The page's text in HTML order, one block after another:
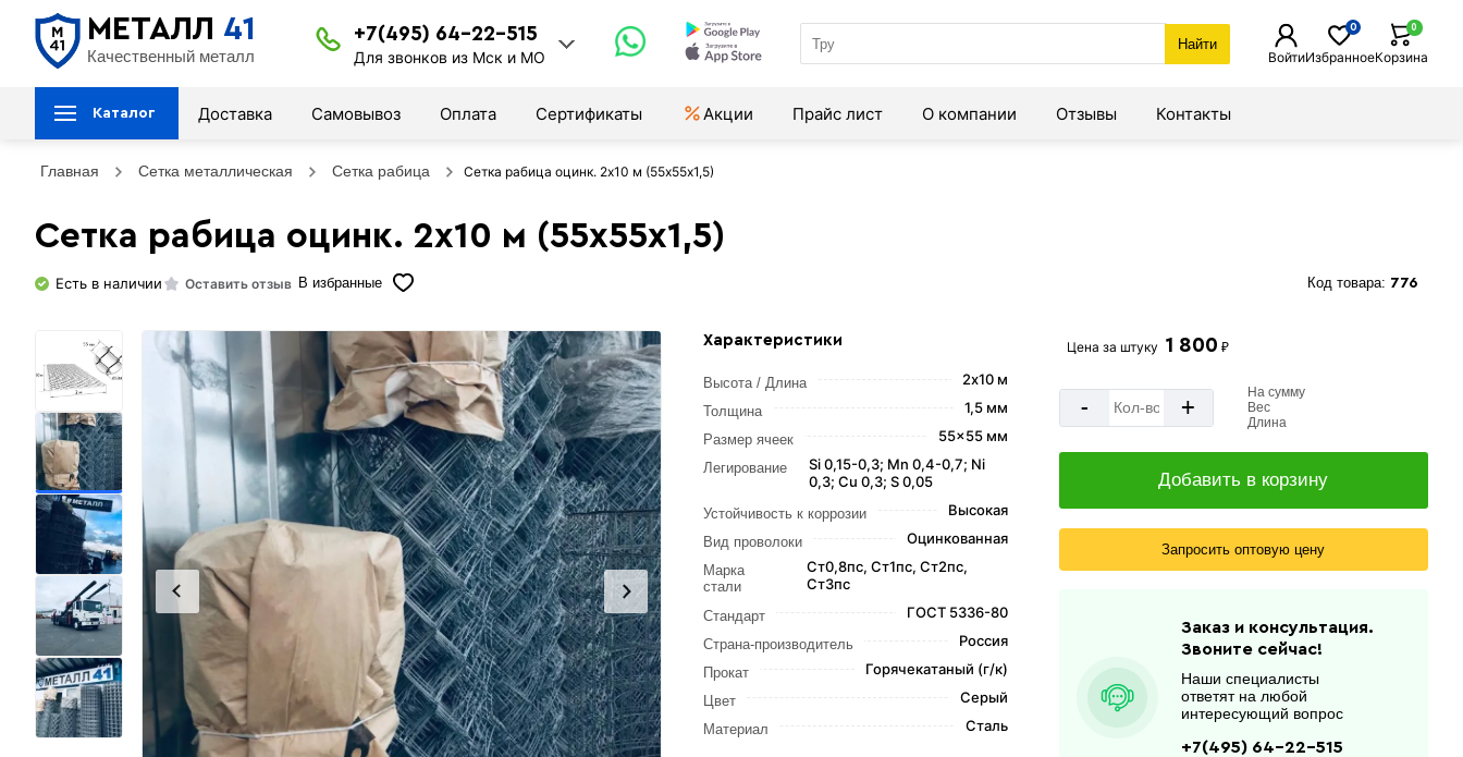
МЕТАЛЛ 41
Качественный металл
+7(495) 64-22-515
Для звонков из Мск и МО
Найти
ВойтиИзбранное
0
Корзина
0
Каталог Доставка Самовывоз Оплата Сертификаты Акции Прайс лист О компании Отзывы Контакты
Главная Сетка металлическая Сетка рабица Сетка рабица оцинк. 2х10 м (55х55х1,5)
Сетка рабица оцинк. 2х10 м (55х55х1,5)
Есть в наличии Оставить отзыв В избранные Код товара: 776
Характеристики
Высота / Длина 2х10 м
Толщина 1,5 мм
Размер ячеек 55x55 мм
Легирование
Si 0,15-0,3; Мn 0,4-0,7; Ni
0,3; Сu 0,3; S 0,05
Устойчивость к коррозии Высокая
Вид проволоки Оцинкованная
Марка
стали
Ст0,8пс, Ст1пс, Ст2пс,
Ст3пс
Стандарт ГОСТ 5336-80
Страна-производитель Россия
Прокат Горячекатаный (г/к)
Цвет Серый
Материал Сталь
Цена за штуку 1 800 ₽
- +
На сумму
Вес
Длина
Добавить в корзину
Запросить оптовую цену
Заказ и консультация.
Звоните сейчас!
Наши специалисты
ответят на любой
интересующий вопрос
+7(495) 64-22-515